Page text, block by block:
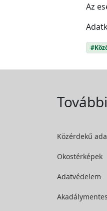
Az
Közérdekű
Okostérképek
Adatvédelem